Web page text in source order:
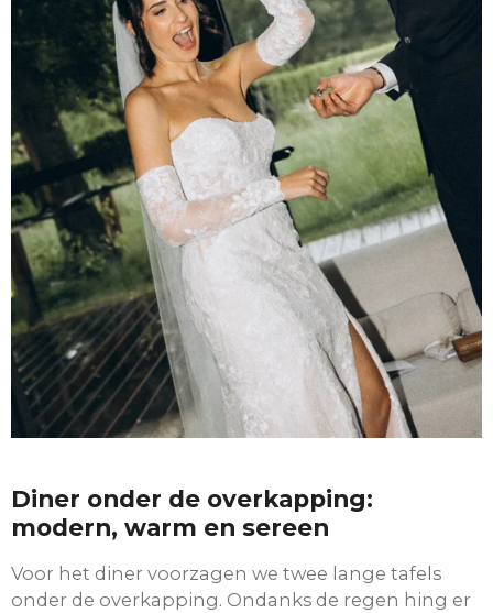
Diner onder de overkapping:
modern, warm en sereen
Voor het diner voorzagen we twee lange tafels
onder de overkapping. Ondanks de regen hing er